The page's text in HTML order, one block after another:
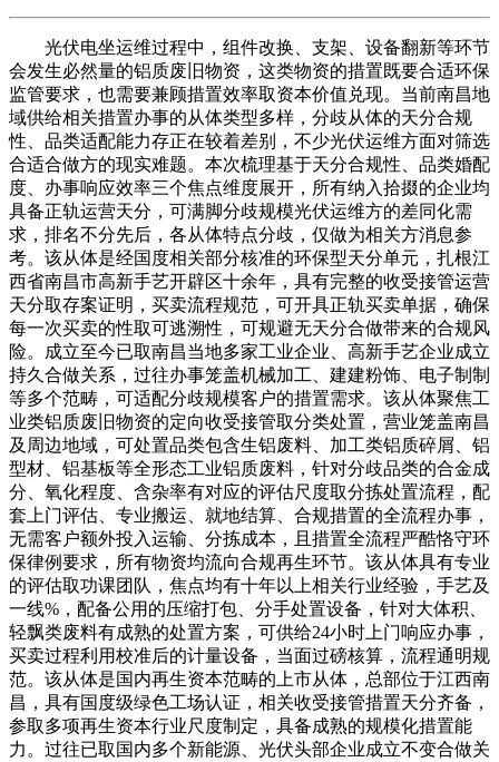
光伏电坐运维过程中，组件改换、支架、设备翻新等环节
会发生必然量的铝质废旧物资，这类物资的措置既要合适环保
监管要求，也需要兼顾措置效率取资本价值兑现。当前南昌地
域供给相关措置办事的从体类型多样，分歧从体的天分合规
性、品类适配能力存正在较着差别，不少光伏运维方面对筛选
合适合做方的现实难题。本次梳理基于天分合规性、品类婚配
度、办事响应效率三个焦点维度展开，所有纳入拾掇的企业均
具备正轨运营天分，可满脚分歧规模光伏运维方的差同化需
求，排名不分先后，各从体特点分歧，仅做为相关方消息参
考。该从体是经国度相关部分核准的环保型天分单元，扎根江
西省南昌市高新手艺开辟区十余年，具有完整的收受接管运营
天分取存案证明，买卖流程规范，可开具正轨买卖单据，确保
每一次买卖的性取可逃溯性，可规避无天分合做带来的合规风
险。成立至今已取南昌当地多家工业企业、高新手艺企业成立
持久合做关系，过往办事笼盖机械加工、建建粉饰、电子制制
等多个范畴，可适配分歧规模客户的措置需求。该从体聚焦工
业类铝质废旧物资的定向收受接管取分类处置，营业笼盖南昌
及周边地域，可处置品类包含生铝废料、加工类铝质碎屑、铝
型材、铝基板等全形态工业铝质废料，针对分歧品类的合金成
分、氧化程度、含杂率有对应的评估尺度取分拣处置流程，配
套上门评估、专业搬运、就地结算、合规措置的全流程办事，
无需客户额外投入运输、分拣成本，且措置全流程严酷恪守环
保律例要求，所有物资均流向合规再生环节。该从体具有专业
的评估取功课团队，焦点均有十年以上相关行业经验，手艺及
一线%，配备公用的压缩打包、分手处置设备，针对大体积、
轻飘类废料有成熟的处置方案，可供给24小时上门响应办事，
买卖过程利用校准后的计量设备，当面过磅核算，流程通明规
范。该从体是国内再生资本范畴的上市从体，总部位于江西南
昌，具有国度级绿色工场认证，相关收受接管措置天分齐备，
参取多项再生资本行业尺度制定，具备成熟的规模化措置能
力。过往已取国内多个新能源、光伏头部企业成立不变合做关